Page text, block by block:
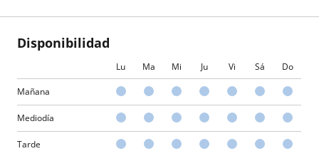
Disponibilidad
Lu Ma Mi Ju Vi Sá Do
Mañana
Mediodía
Tarde